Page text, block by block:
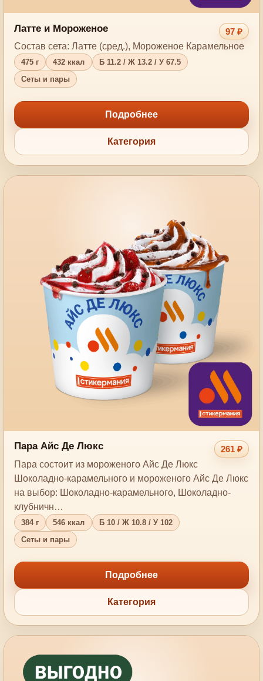
Латте и Мороженое
97 ₽
Состав сета: Латте (сред.), Мороженое Карамельное
475 г 432 ккал
Б 11.2 / Ж 13.2 / У 67.5
Сеты и пары
Подробнее
Категория
Пара Айс Де Люкс
261 ₽
Пара состоит из мороженого Айс Де Люкс
Шоколадно-карамельного и мороженого Айс Де Люкс
на выбор: Шоколадно-карамельного, Шоколадно-
клубничн…
384 г 546 ккал
Б 10 / Ж 10.8 / У 102
Сеты и пары
Подробнее
Категория